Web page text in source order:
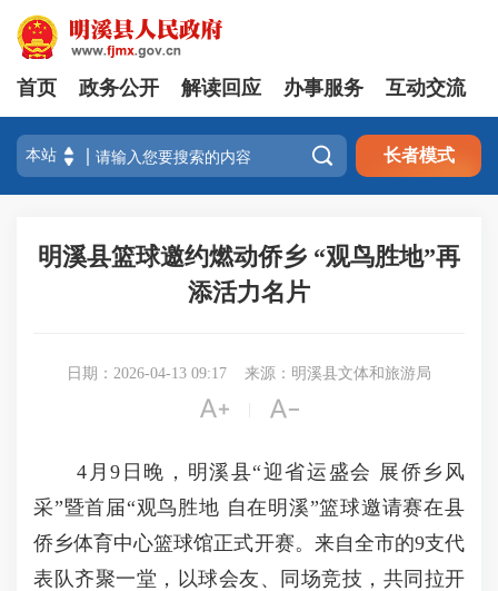
首页 政务公开 解读回应 办事服务 互动交流
 长者模式
明溪县篮球邀约燃动侨乡 “观鸟胜地”再
添活力名片
日期：2026-04-13 09:17 来源：明溪县文体和旅游局
 
4月9日晚，明溪县“迎省运盛会 展侨乡风
采”暨首届“观鸟胜地 自在明溪”篮球邀请赛在县
侨乡体育中心篮球馆正式开赛。来自全市的9支代
表队齐聚一堂，以球会友、同场竞技，共同拉开